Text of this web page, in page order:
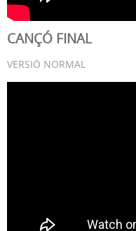
CANÇÓ FINAL
VERSIÓ NORMAL